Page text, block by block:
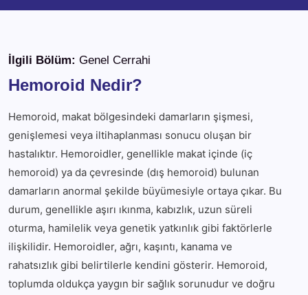
İlgili Bölüm: Genel Cerrahi
Hemoroid Nedir?
Hemoroid, makat bölgesindeki damarların şişmesi,
genişlemesi veya iltihaplanması sonucu oluşan bir
hastalıktır. Hemoroidler, genellikle makat içinde (iç
hemoroid) ya da çevresinde (dış hemoroid) bulunan
damarların anormal şekilde büyümesiyle ortaya çıkar. Bu
durum, genellikle aşırı ıkınma, kabızlık, uzun süreli
oturma, hamilelik veya genetik yatkınlık gibi faktörlerle
ilişkilidir. Hemoroidler, ağrı, kaşıntı, kanama ve
rahatsızlık gibi belirtilerle kendini gösterir. Hemoroid,
toplumda oldukça yaygın bir sağlık sorunudur ve doğru